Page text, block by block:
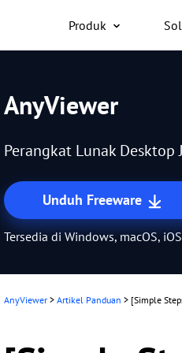
Produk
saja secara gratis
AnyViewer
Perangkat Lunak Desktop
Unduh Freeware
Tersedia di Windows, macOS,
AnyViewer > Artikel Panduan > [Simple